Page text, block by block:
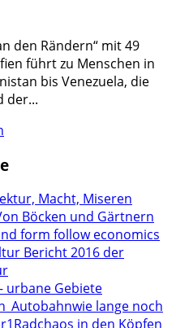
den Rändern“ mit 49
führt zu Menschen in
bis Venezuela, die
der...
Macht, Miseren
Böcken und Gärtnern
form follow economics
urbane Gebiete
wie lange noch
Radchaos in den Köpfen